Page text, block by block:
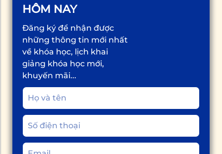
HÔM NAY
Đăng ký để nhận được
những thông tin mới nhất
về khóa học, lịch khai
giảng khóa học mới,
khuyến mãi...